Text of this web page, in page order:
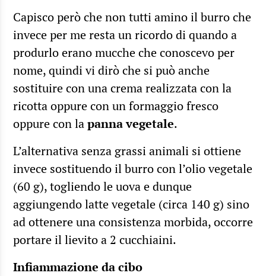
Capisco però che non tutti amino il burro che
invece per me resta un ricordo di quando a
produrlo erano mucche che conoscevo per
nome, quindi vi dirò che si può anche
sostituire con una crema realizzata con la
ricotta oppure con un formaggio fresco
oppure con lapanna vegetale.
L’alternativa senza grassi animali si ottiene
invece sostituendo il burro con l’olio vegetale
(60 g), togliendo le uova e dunque
aggiungendo latte vegetale (circa 140 g) sino
ad ottenere una consistenza morbida, occorre
portare il lievito a 2 cucchiaini.
Infiammazione da cibo